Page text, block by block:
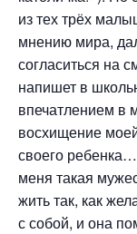
из тех трёх
мнению мира,
согласиться на
напишет в
впечатлением в
восхищение
своего
меня такая
жить так, как
с собой, и она